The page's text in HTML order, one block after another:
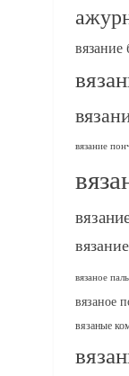
вязание
вязание
вязаное
вязаное
вязаные